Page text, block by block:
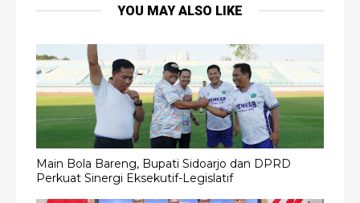
YOU MAY ALSO LIKE
Main Bola Bareng, Bupati Sidoarjo dan DPRD
Perkuat Sinergi Eksekutif-Legislatif